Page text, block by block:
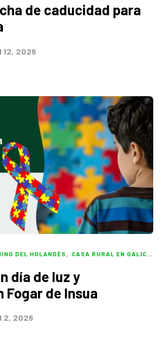
de caducidad para
12, 2026
DEL HOLANDÉS CASA RURAL EN GALICIA
día de luz y
Fogar de Insua
2, 2026